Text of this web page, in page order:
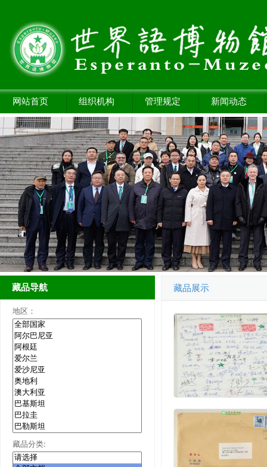
网站首页 组织机构 管理规定 新闻动态
藏品导航
地区：
藏品分类:
藏品展示